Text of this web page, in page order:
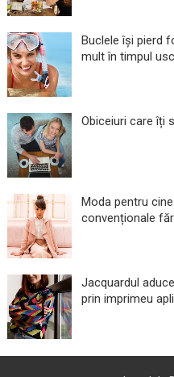
Buclele își pierd
mult în timpul
Obiceiuri care îți
Moda pentru
convenționale
Jacquardul
prin imprimeu